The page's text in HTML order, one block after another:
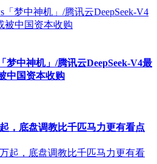
梦中神机」/腾讯云DeepSeek-V4最
中国资本收购
，底盘调教比千匹马力更有看点